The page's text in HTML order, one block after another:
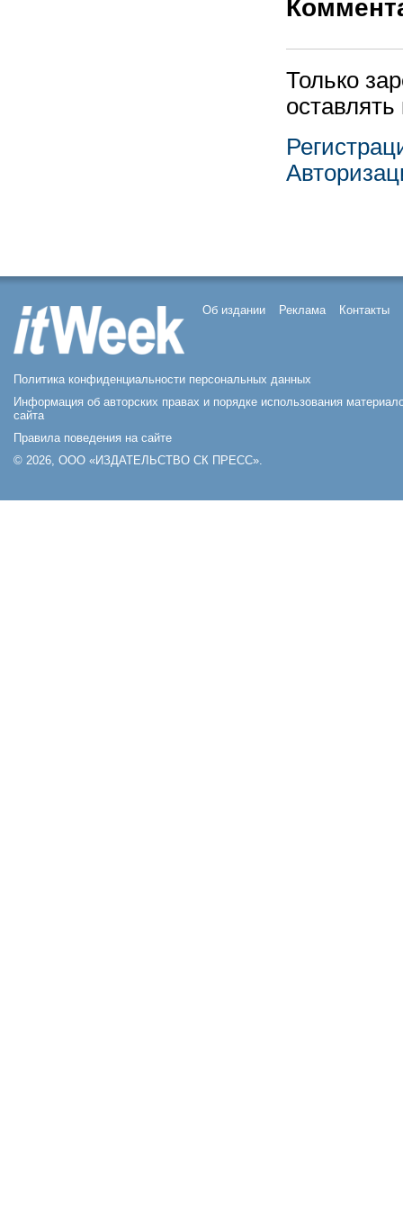
Только
Об издании Реклама Контакты
Политика конфиденциальности персональных данных
Информация об авторских правах и порядке использования
сайта
Правила поведения на сайте
© 2026, ООО «ИЗДАТЕЛЬСТВО СК ПРЕСС».